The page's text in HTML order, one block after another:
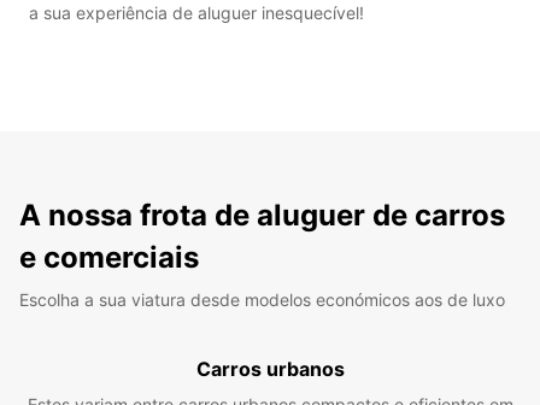
a sua experiência de aluguer inesquecível!
A nossa frota de aluguer de carros
e comerciais
Escolha a sua viatura desde modelos económicos aos de luxo
Carros urbanos